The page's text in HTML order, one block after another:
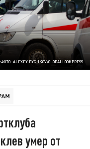
ФОТО: ALEXEY BYCHKOV/GLOBALLOOKPRESS
умер от